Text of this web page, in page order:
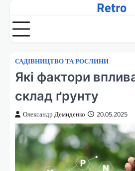
вмісту
Retro
САДІВНИЦТВО ТА РОСЛИНИ
Які фактори
склад ґрунту
Олександр Демиденко 20.05.2025